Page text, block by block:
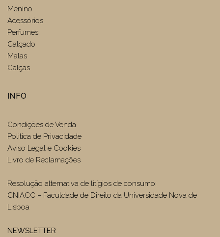
Menino
Acessórios
Perfumes
Calçado
Malas
Calças
INFO
Condições de Venda
Politica de Privacidade
Aviso Legal e Cookies
Livro de Reclamações
Resolução alternativa de litígios de consumo:
CNIACC – Faculdade de Direito da Universidade Nova de
Lisboa
NEWSLETTER